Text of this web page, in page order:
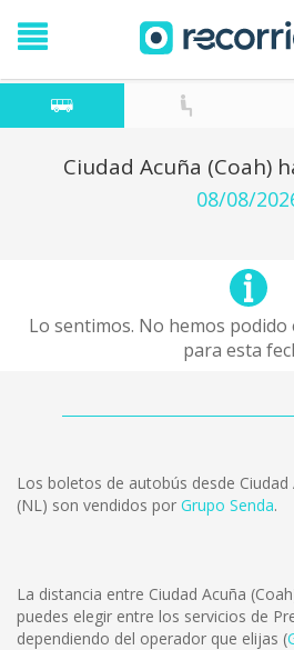
Ciudad Acuña (Coah)
08/08/
Lo sentimos. No hemos
para esta
Los boletos de autobús desde
(NL) son vendidos por Grupo Senda.
La distancia entre Ciudad Acuña
puedes elegir entre los servicios de
dependiendo del operador que elijas (